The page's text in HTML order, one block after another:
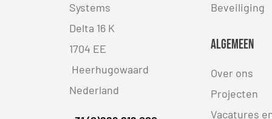
Systems
Delta 16 K
1704 EE
Heerhugowaard
Nederland
Beveiliging
Algemeen
Over ons
Projecten
Vacatures